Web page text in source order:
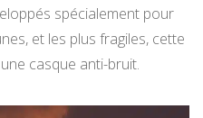
spécialement pour
et les plus fragiles, cette
casque anti-bruit.